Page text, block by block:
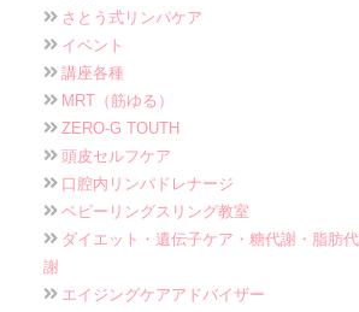
さとう式リンパケア
イベント
講座各種
MRT（筋ゆる）
ZERO-G TOUTH
頭皮セルフケア
口腔内リンパドレナージ
ベビーリングスリング教室
ダイエット・遺伝子ケア・糖代謝・脂肪
謝
エイジングケアアドバイザー